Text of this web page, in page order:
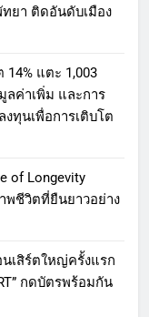
ทยา ติดอันดับเมือง
14% แตะ 1,003
ลค่าเพิ่ม และการ
ทุนเพื่อการเติบโต
of Longevity
พชีวิตที่ยืนยาวอย่าง
เสิร์ตใหญ่ครั้งแรก
กดบัตรพร้อมกัน